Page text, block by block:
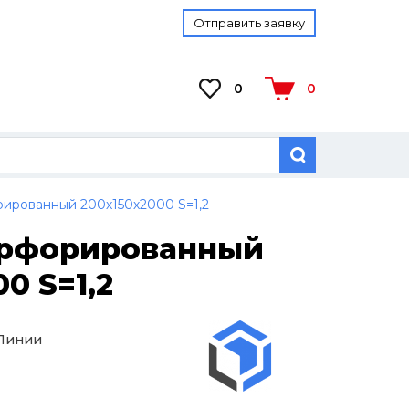
Отправить заявку
0 0
200х150х2000 S=1,2
S=1,2